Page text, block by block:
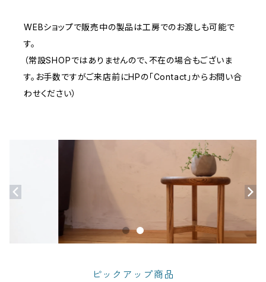
WEBショップで販売中の製品は工房でのお渡しも可能で
す。
（常設SHOPではありませんので、不在の場合もございま
す。お手数ですがご来店前にHPの「Contact」からお問い合
わせください）
ピックアップ商品